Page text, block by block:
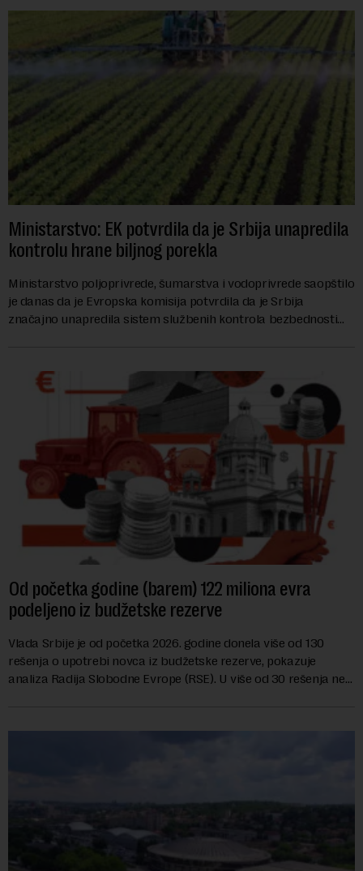
Ministarstvo: EK potvrdila da je Srbija unapredila
kontrolu hrane biljnog porekla
Ministarstvo poljoprivrede, šumarstva i vodoprivrede saopštilo
je danas da je Evropska komisija potvrdila da je Srbija
značajno unapredila sistem službenih kontrola bezbednosti
Od početka godine (barem) 122 miliona evra
podeljeno iz budžetske rezerve
Vlada Srbije je od početka 2026. godine donela više od 130
rešenja o upotrebi novca iz budžetske rezerve, pokazuje
analiza Radija Slobodne Evrope (RSE). U više od 30 rešenja ne